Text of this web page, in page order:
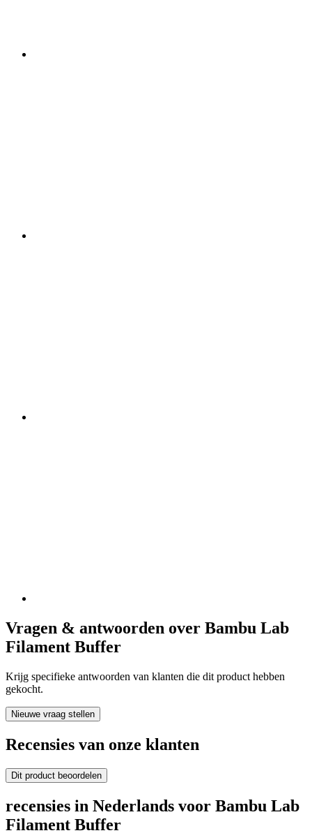
Vragen & antwoorden over Bambu Lab
Filament Buffer
Krijg specifieke antwoorden van klanten die dit product hebben
gekocht.
Nieuwe vraag stellen
Recensies van onze klanten
Dit product beoordelen
recensies in Nederlands voor Bambu Lab
Filament Buffer